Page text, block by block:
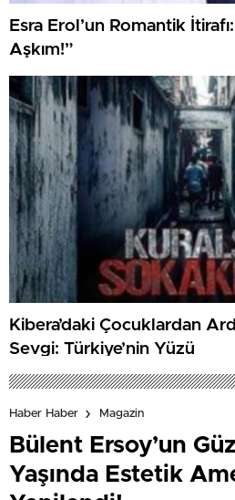
Esra Erol’un Romantik
Aşkım!”
Kibera’daki Çocuklardan
Sevgi: Türkiye’nin Yüzü
Haber Haber Magazin
Bülent Ersoy’un
Yaşında Estetik